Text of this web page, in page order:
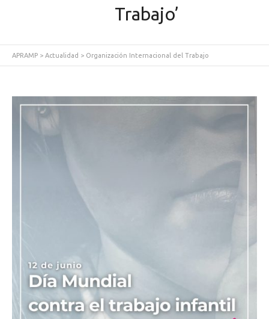
Trabajo’
APRAMP > Actualidad > Organización Internacional del Trabajo